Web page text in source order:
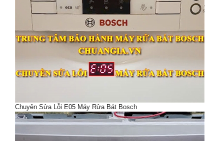
Chuyên Sửa Lỗi E05 Máy Rửa Bát Bosch